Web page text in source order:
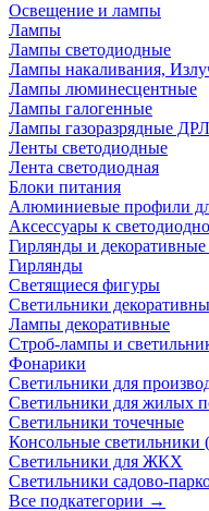
Освещение и лампы
Лампы
Лампы светодиодные
Лампы накаливания,
Лампы люминесцентные
Лампы галогенные
Лампы газоразрядные
Ленты светодиодные
Лента светодиодная
Блоки питания
Алюминиевые профили
Аксессуары к
Гирлянды и декоративные
Гирлянды
Светящиеся фигуры
Светильники
Лампы декоративные
Строб-лампы и
Фонарики
Светильники для
Светильники для жилых
Светильники точечные
Консольные светильники
Светильники для ЖКХ
Светильники садово-
Все подкатегории →